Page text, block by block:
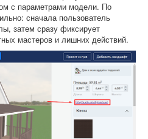
с параметрами модели. По
сначала пользователь
затем сразу фиксирует
мастеров и лишних действий.